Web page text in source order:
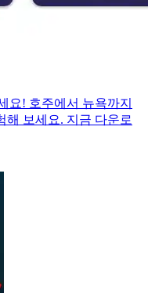
요! 호주에서 뉴욕까지
해 보세요. 지금 다운로